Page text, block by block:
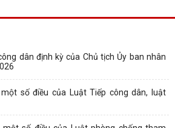
dân định kỳ của Chủ tịch Ủy ban nhân
số điều của Luật Tiếp công dân, luật